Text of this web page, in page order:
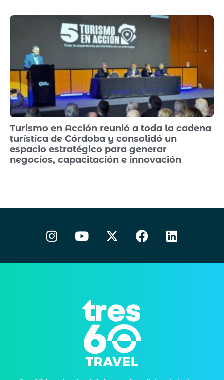
Turismo en Acción reunió a toda la cadena
turística de Córdoba y consolidó un
espacio estratégico para generar
negocios, capacitación e innovación